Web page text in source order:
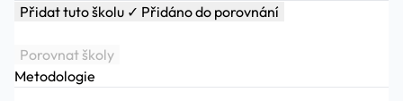
Přidat tuto školu ✓ Přidáno do porovnání
Porovnat školy
Metodologie